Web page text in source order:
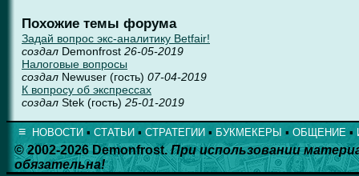
Похожие темы форума
Задай вопрос экс-аналитику Betfair!
создал Demonfrost 26-05-2019
Налоговые вопросы
создал Newuser (гость) 07-04-2019
К вопросу об экспрессах
создал Stek (гость) 25-01-2019
≡ НОВОСТИ ▪ СТАТЬИ ▪ СТРАТЕГИИ ▪ БУКМЕКЕРЫ ▪ ОБЩЕНИЕ ▪
© 2002-2026 Demonfrost.При использовании
обязательна!